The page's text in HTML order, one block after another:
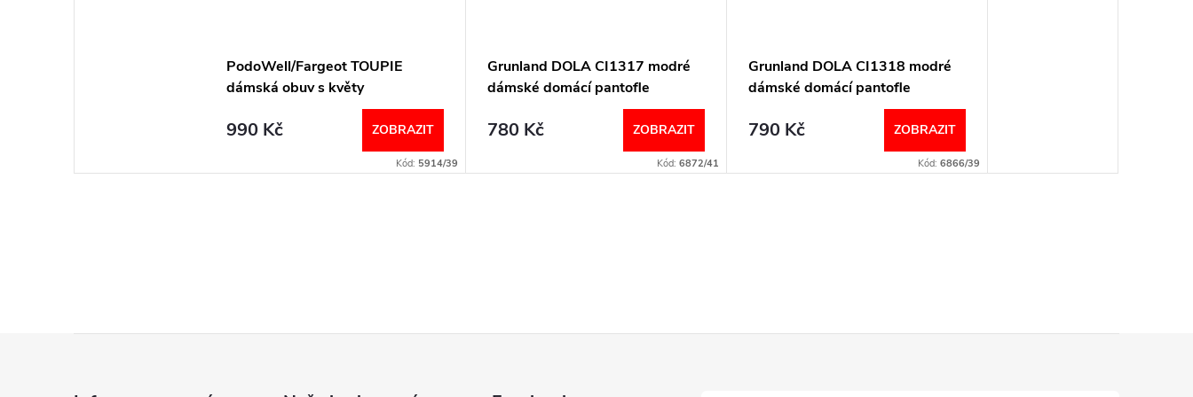
PodoWell/Fargeot TOUPIE
dámská obuv s květy
990 Kč ZOBRAZIT
Kód: 5914/39
Grunland DOLA CI1317 modré
dámské domácí pantofle
780 Kč ZOBRAZIT
Kód: 6872/41
Grunland DOLA CI1318 modré
dámské domácí pantofle
790 Kč ZOBRAZIT
Kód: 6866/39